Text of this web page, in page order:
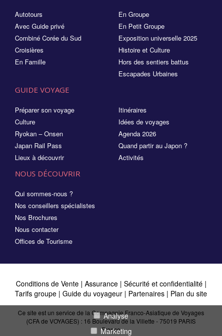
Autotours
Avec Guide privé
Combiné Corée du Sud
Croisières
En Famille
En Groupe
En Petit Groupe
Exposition universelle 2025
Histoire et Culture
Hors des sentiers battus
Escapades Urbaines
GUIDE VOYAGE
Préparer son voyage
Culture
Ryokan – Onsen
Japan Rail Pass
Lieux à découvrir
Itinéraires
Idées de voyages
Agenda 2026
Quand partir au Japon ?
Activités
NOUS DÉCOUVRIR
Qui sommes-nous ?
Nos conseillers spécialistes
Nos Brochures
Nous contacter
Offices de Tourisme
Conditions de Vente| Assurance | Sécurité et confidentialité|
Tarifs groupe | Guide du voyageur | Partenaires | Plan du site
Ce site est un service de la Compagnie Franco-Asiatique de Voyages
(CFA de VOYAGES) : 16 Boulevard de la Villette - 75019 PARIS
France
Analyse
Marketing